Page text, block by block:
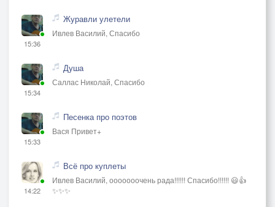
15:36
Журавли улетели
Ивлев Василий, Спасибо
15:34
Душа
Саллас Николай, Спасибо
15:33
Песенка про поэтов
Вася Привет+
14:22
Всё про куплеты
Ивлев Василий, ооооооочень рада!!!!!! Спасибо!!!!!! 😃👍
✨✨✨